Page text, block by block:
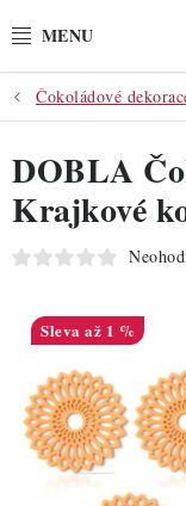
na
POTŘEBY
POMŮCKY
SUROVINY
PRO OSLAVY
DO KUCHYNĚ
POCHUTINY
Čokoládové
DOBLA
Krajkové
až 1 %